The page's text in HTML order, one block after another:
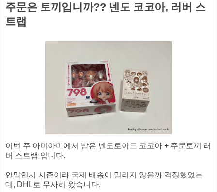
주문은 토끼입니까?? 넨도 코코아, 러버 스
트랩
이번 주 아미아미에서 받은 넨도로이드 코코아 + 주문토끼 러
버 스트랩 입니다.
연말연시 시즌이라 국제 배송이 밀리지 않을까 걱정했었는
데, DHL로 무사히 왔습니다.